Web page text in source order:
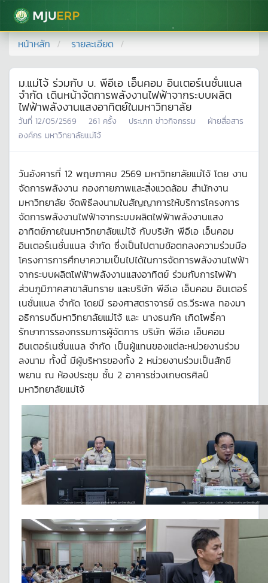
มหาวิทยาลัยแม่โจ้
หน้าหลัก รายละเอียด
ม.แม่โจ้ ร่วมกับ บ. พีอีเอ เอ็นคอม อินเตอร์เนชั่นแนล
จำกัด เดินหน้าจัดการพลังงานไฟฟ้าจากระบบผลิต
ไฟฟ้าพลังงานแสงอาทิตย์ในมหาวิทยาลัย
วันที่ 12/05/2569 261 ครั้ง ประเภท ข่าวกิจกรรม
ฝ่ายสื่อสาร
องค์กร มหาวิทยาลัยแม่โจ้
วันอังคารที่ 12 พฤษภาคม 2569 มหาวิทยาลัยแม่โจ้ โดย งาน
จัดการพลังงาน กองกายภาพและสิ่งแวดล้อม สำนักงาน
มหาวิทยาลัย จัดพิธีลงนามในสัญญาการให้บริการโครงการ
จัดการพลังงานไฟฟ้าจากระบบผลิตไฟฟ้าพลังงานแสง
อาทิตย์ภายในมหาวิทยาลัยแม่โจ้ กับบริษัท พีอีเอ เอ็นคอม
อินเตอร์เนชั่นแนล จำกัด ซึ่งเป็นไปตามข้อตกลงความร่วมมือ
โครงการการศึกษาความเป็นไปได้ในการจัดการพลังงานไฟฟ้า
จากระบบผลิตไฟฟ้าพลังงานแสงอาทิตย์ ร่วมกับการไฟฟ้า
ส่วนภูมิภาคสาขาสันทราย และบริษัท พีอีเอ เอ็นคอม อินเตอร์
เนชั่นแนล จำกัด โดยมี รองศาสตราจารย์ ดร.วีระพล ทองมา
อธิการบดีมหาวิทยาลัยแม่โจ้ และ นางธนภัค เกิดโพธิ์คา
รักษาการรองกรรมการผู้จัดการ บริษัท พีอีเอ เอ็นคอม
อินเตอร์เนชั่นแนล จำกัด เป็นผู้แทนของแต่ละหน่วยงานร่วม
ลงนาม ทั้งนี้ มีผู้บริหารของทั้ง 2 หน่วยงานร่วมเป็นสักขี
พยาน ณ ห้องประชุม ชั้น 2 อาคารช่วงเกษตรศิลป์
มหาวิทยาลัยแม่โจ้